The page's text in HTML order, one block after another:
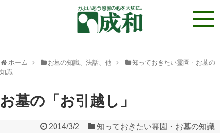
ホーム お墓の知識、法話、他
知っておきたい霊園・お墓の
知識
お墓の「お引越し」
2014/3/2 知っておきたい霊園・お墓の知識